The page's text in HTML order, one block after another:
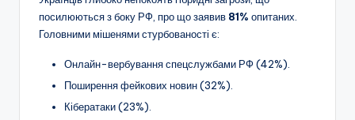
посилюються з боку РФ, про що заявив 81% опитаних.
Головними мішенями стурбованості є:
Онлайн-вербування спецслужбами РФ (42%).
Поширення фейкових новин (32%).
Кібератаки (23%).